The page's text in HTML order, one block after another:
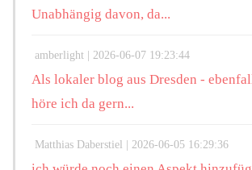
Unabhängig davon, da...
amberlight | 2026-06-07 19:23:44
Als lokaler blog aus Dresden -
höre ich da gern...
Matthias Daberstiel | 2026-06-05 16:29:36